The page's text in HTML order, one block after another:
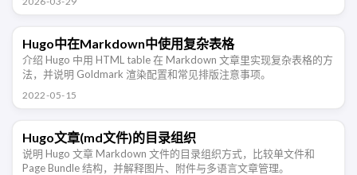
Hugo中在Markdown中使用复杂表格
介绍 Hugo 中用 HTML table 在 Markdown 文章里实现复杂表格的方
法，并说明 Goldmark 渲染配置和常见排版注意事项。
2022-05-15
Hugo文章(md文件)的目录组织
说明 Hugo 文章 Markdown 文件的目录组织方式，比较单文件和
Page Bundle 结构，并解释图片、附件与多语言文章管理。